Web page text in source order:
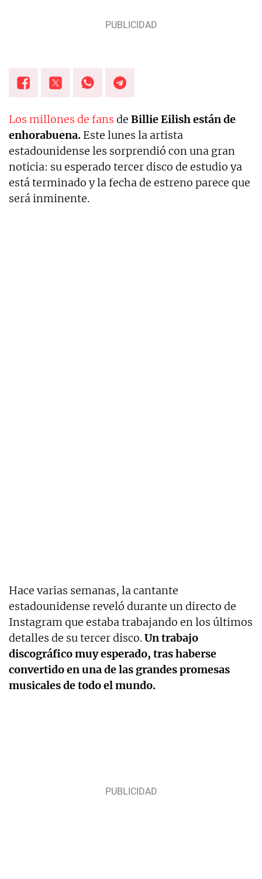
Los millones de fans de Billie Eilish están de
enhorabuena. Este lunes la artista
estadounidense les sorprendió con una gran
noticia: su esperado tercer disco de estudio ya
está terminado y la fecha de estreno parece que
será inminente.
Hace varias semanas, la cantante
estadounidense reveló durante un directo de
Instagram que estaba trabajando en los últimos
detalles de su tercer disco.Un trabajo
discográfico muy esperado, tras haberse
convertido en una de las grandes promesas
musicales de todo el mundo.